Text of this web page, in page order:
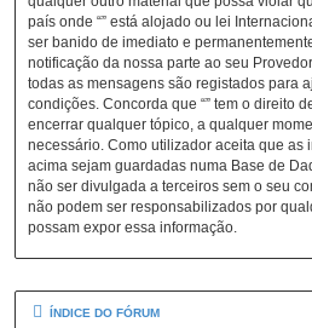
país onde “” está alojado ou lei
ser banido de imediato e
notificação da nossa parte ao seu
todas as mensagens são registados para
condições. Concorda que “” tem o direito
encerrar qualquer tópico, a qualquer
necessário. Como utilizador aceita que as
acima sejam guardadas numa Base de
não ser divulgada a terceiros sem o seu
não podem ser responsabilizados por
possam expor essa informação.
ÍNDICE DO FÓRUM